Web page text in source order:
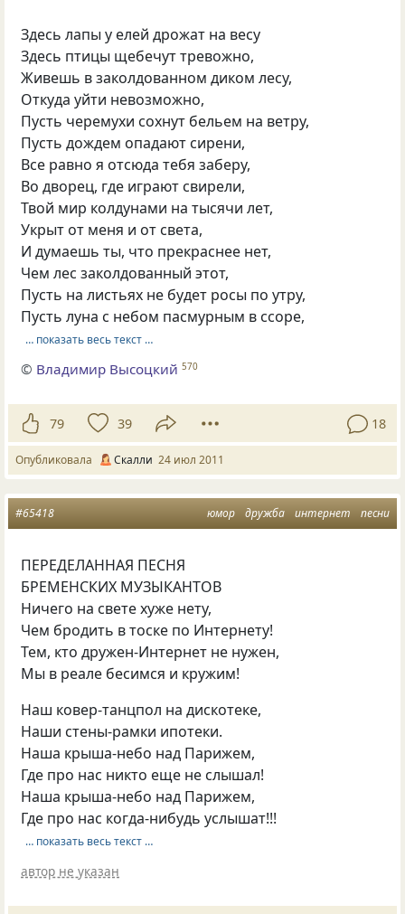
Здесь лапы у елей дрожат на весу
Здесь птицы щебечут тревожно,
Живешь в заколдованном диком лесу,
Откуда уйти невозможно,
Пусть черемухи сохнут бельем на ветру,
Пусть дождем опадают сирени,
Все равно я отсюда тебя заберу,
Во дворец, где играют свирели,
Твой мир колдунами на тысячи лет,
Укрыт от меня и от света,
И думаешь ты, что прекраснее нет,
Чем лес заколдованный этот,
Пусть на листьях не будет росы по утру,
Пусть луна с небом пасмурным в ссоре,
… показать весь текст …
© Владимир Высоцкий 570
79 39 18
Опубликовала Скалли 24 июл 2011
юмор дружба интернет песни
#65418
ПЕРЕДЕЛАННАЯ ПЕСНЯ
БРЕМЕНСКИХ МУЗЫКАНТОВ
Ничего на свете хуже нету,
Чем бродить в тоске по Интернету!
Тем, кто дружен-Интернет не нужен,
Мы в реале бесимся и кружим!
Наш ковер-танцпол на дискотеке,
Наши стены-рамки ипотеки.
Наша крыша-небо над Парижем,
Где про нас никто еще не слышал!
Наша крыша-небо над Парижем,
Где про нас когда-нибудь услышат!!!
… показать весь текст …
автор не указан